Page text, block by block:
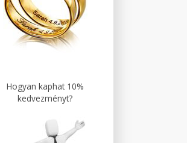
Hogyan kaphat 10%
kedvezményt?